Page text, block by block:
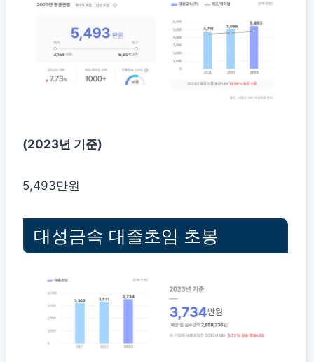
(2023년 기준)
5,493만원
대성금속 대졸초임 초봉